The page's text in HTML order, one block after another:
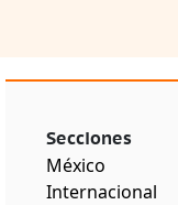
Secciones
México
Internacional